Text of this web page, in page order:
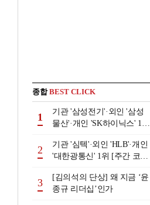
종합BEST CLICK
1
기관 '삼성전기'·외인 '삼성
물산'·개인 'SK하이닉스' 1위
년 8월3일~8월7일]
2
기관 '심텍'·외인 'HLB'·개인
'대한광통신' 1위 [주간 코스
월7일]
3
[김의석의 단상] 왜 지금 ‘윤
종규 리더십’인가